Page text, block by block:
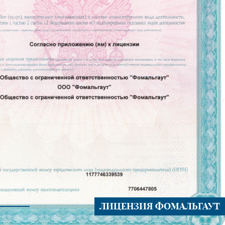
ЛИЦЕНЗИЯ ФОМАЛЬГАУТ